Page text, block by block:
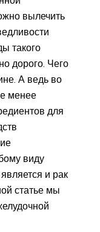
вылечить
такого
дорого. Чего
А ведь во
менее
для
виду
и рак
статье мы